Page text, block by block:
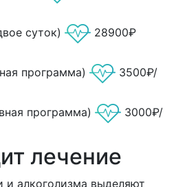
суток)
28900₽
программа)
3500₽/
программа)
3000₽/
лечение
и алкоголизма выделяют